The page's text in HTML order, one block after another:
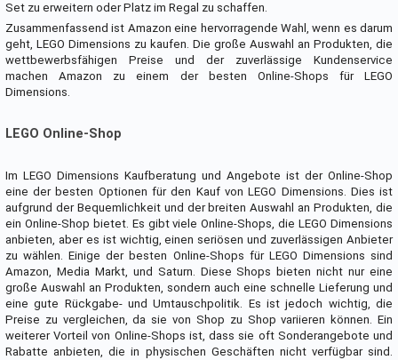
Set zu erweitern oder Platz im Regal zu schaffen.
Zusammenfassend ist Amazon eine hervorragende Wahl, wenn es darum
geht, LEGO Dimensions zu kaufen. Die große Auswahl an Produkten, die
wettbewerbsfähigen Preise und der zuverlässige Kundenservice
machen Amazon zu einem der besten Online-Shops für LEGO
Dimensions.
LEGO Online-Shop
Im LEGO Dimensions Kaufberatung und Angebote ist der Online-Shop
eine der besten Optionen für den Kauf von LEGO Dimensions. Dies ist
aufgrund der Bequemlichkeit und der breiten Auswahl an Produkten, die
ein Online-Shop bietet. Es gibt viele Online-Shops, die LEGO Dimensions
anbieten, aber es ist wichtig, einen seriösen und zuverlässigen Anbieter
zu wählen. Einige der besten Online-Shops für LEGO Dimensions sind
Amazon, Media Markt, und Saturn. Diese Shops bieten nicht nur eine
große Auswahl an Produkten, sondern auch eine schnelle Lieferung und
eine gute Rückgabe- und Umtauschpolitik. Es ist jedoch wichtig, die
Preise zu vergleichen, da sie von Shop zu Shop variieren können. Ein
weiterer Vorteil von Online-Shops ist, dass sie oft Sonderangebote und
Rabatte anbieten, die in physischen Geschäften nicht verfügbar sind.